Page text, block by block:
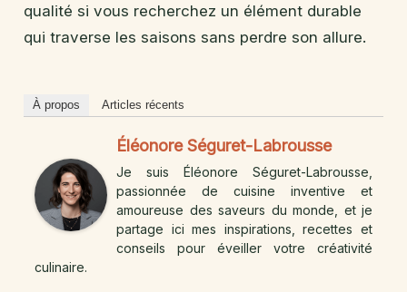
qualité si vous recherchez un élément durable
qui traverse les saisons sans perdre son allure.
À propos Articles récents
Éléonore Séguret-Labrousse
Je suis Éléonore Séguret-Labrousse,
passionnée de cuisine inventive et
amoureuse des saveurs du monde, et je
partage ici mes inspirations, recettes et
conseils pour éveiller votre créativité
culinaire.